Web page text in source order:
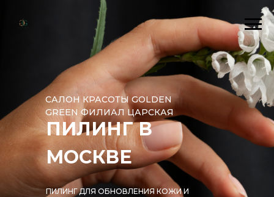
САЛОН КРАСОТЫ GOLDEN
GREEN ФИЛИАЛ ЦАРСКАЯ
ПИЛИНГ В
МОСКВЕ
ПИЛИНГ ДЛЯ ОБНОВЛЕНИЯ КОЖИ И